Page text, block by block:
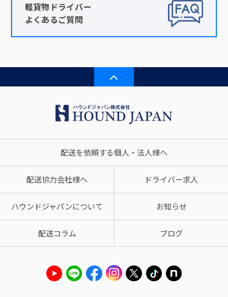
軽貨物ドライバー
よくあるご質問
配送を依頼する個人・法人様へ
配送協力会社様へ ドライバー求人
ハウンドジャパンについて お知らせ
配送コラム ブログ